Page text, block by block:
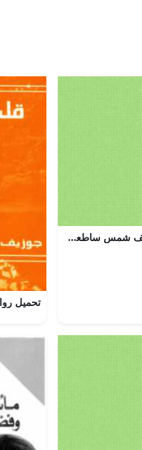
تحميل رواية ألف شمس ساطعة لخالد حسيني بصيغة PDF مجانا